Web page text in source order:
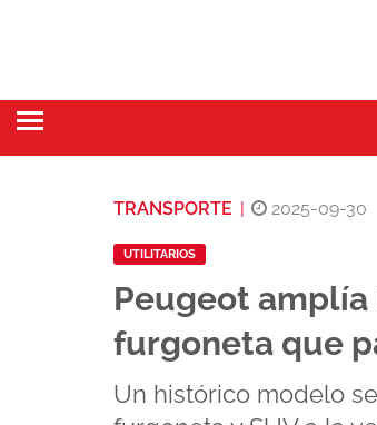
TRANSPORTE 2025-09-30
UTILITARIOS
Peugeot
furgoneta que
Un histórico modelo